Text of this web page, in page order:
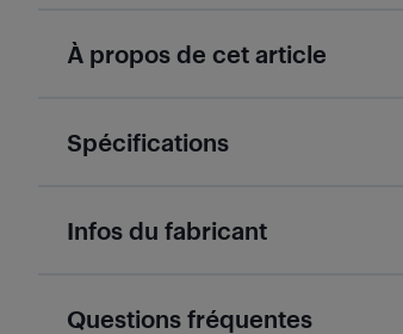
À propos de cet article
Spécifications
Infos du fabricant
Questions fréquentes